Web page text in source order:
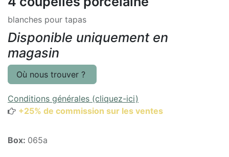
blanches pour tapas
Disponible uniquement en
magasin
Où nous trouver ?
Conditions générales (cliquez-ici)
+25% de commission sur les ventes
Box: 065a